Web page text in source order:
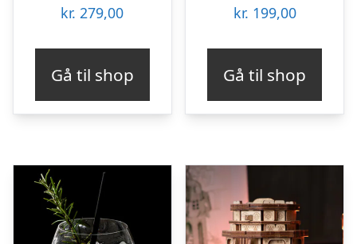
kr. 279,00
Gå til shop
kr. 199,00
Gå til shop